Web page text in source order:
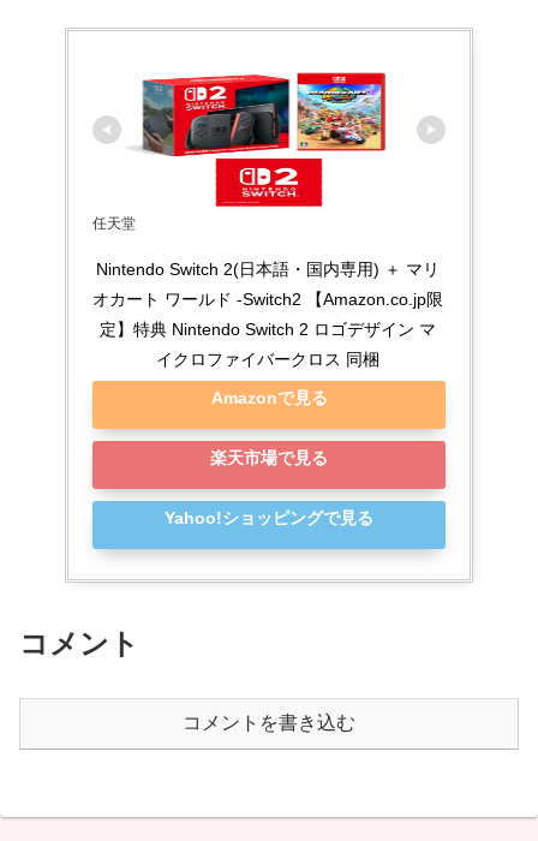
任天堂
Nintendo Switch 2(日本語・国内専用) ＋ マリ
オカート ワールド -Switch2 【Amazon.co.jp限
定】特典 Nintendo Switch 2 ロゴデザイン マ
イクロファイバークロス 同梱
Amazonで見る
楽天市場で見る
Yahoo!ショッピングで見る
コメント
コメントを書き込む